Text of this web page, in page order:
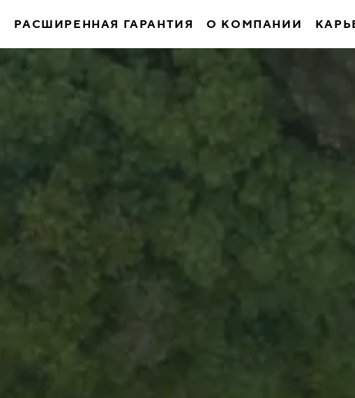
РАСШИРЕННАЯ ГАРАНТИЯ О КОМПАНИИ